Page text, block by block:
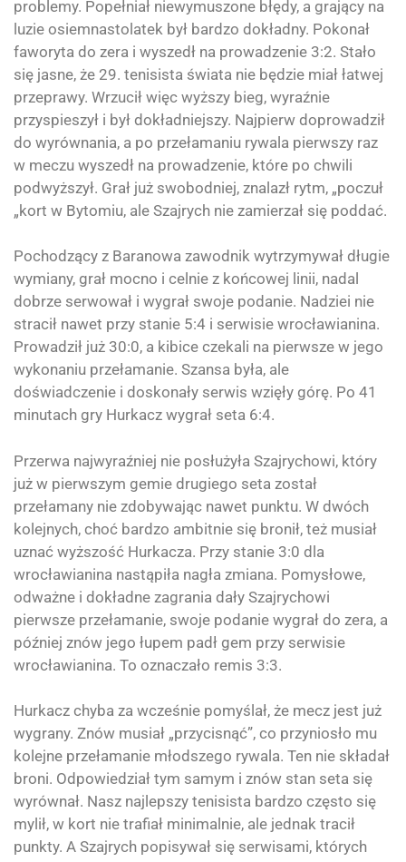
problemy. Popełniał niewymuszone błędy, a grający na
luzie osiemnastolatek był bardzo dokładny. Pokonał
faworyta do zera i wyszedł na prowadzenie 3:2. Stało
się jasne, że 29. tenisista świata nie będzie miał łatwej
przeprawy. Wrzucił więc wyższy bieg, wyraźnie
przyspieszył i był dokładniejszy. Najpierw doprowadził
do wyrównania, a po przełamaniu rywala pierwszy raz
w meczu wyszedł na prowadzenie, które po chwili
podwyższył. Grał już swobodniej, znalazł rytm, „poczuł
„kort w Bytomiu, ale Szajrych nie zamierzał się poddać.
Pochodzący z Baranowa zawodnik wytrzymywał długie
wymiany, grał mocno i celnie z końcowej linii, nadal
dobrze serwował i wygrał swoje podanie. Nadziei nie
stracił nawet przy stanie 5:4 i serwisie wrocławianina.
Prowadził już 30:0, a kibice czekali na pierwsze w jego
wykonaniu przełamanie. Szansa była, ale
doświadczenie i doskonały serwis wzięły górę. Po 41
minutach gry Hurkacz wygrał seta 6:4.
Przerwa najwyraźniej nie posłużyła Szajrychowi, który
już w pierwszym gemie drugiego seta został
przełamany nie zdobywając nawet punktu. W dwóch
kolejnych, choć bardzo ambitnie się bronił, też musiał
uznać wyższość Hurkacza. Przy stanie 3:0 dla
wrocławianina nastąpiła nagła zmiana. Pomysłowe,
odważne i dokładne zagrania dały Szajrychowi
pierwsze przełamanie, swoje podanie wygrał do zera, a
później znów jego łupem padł gem przy serwisie
wrocławianina. To oznaczało remis 3:3.
Hurkacz chyba za wcześnie pomyślał, że mecz jest już
wygrany. Znów musiał „przycisnąć”, co przyniosło mu
kolejne przełamanie młodszego rywala. Ten nie składał
broni. Odpowiedział tym samym i znów stan seta się
wyrównał. Nasz najlepszy tenisista bardzo często się
mylił, w kort nie trafiał minimalnie, ale jednak tracił
punkty. A Szajrych popisywał się serwisami, których